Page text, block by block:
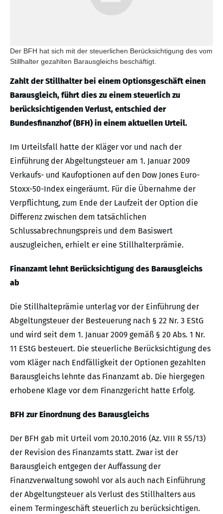
Der BFH hat sich mit der steuerlichen Berücksichtigung des vom
Stillhalter gezahlten Barausgleichs beschäftigt.
Zahlt der Stillhalter bei einem Optionsgeschäft einen
Barausgleich, führt dies zu einem steuerlich zu
berücksichtigenden Verlust, entschied der
Bundesfinanzhof (BFH) in einem aktuellen Urteil.
Im Urteilsfall hatte der Kläger vor und nach der
Einführung der Abgeltungsteuer am 1. Januar 2009
Verkaufs- und Kaufoptionen auf den Dow Jones Euro-
Stoxx-50-Index eingeräumt. Für die Übernahme der
Verpflichtung, zum Ende der Laufzeit der Option die
Differenz zwischen dem tatsächlichen
Schlussabrechnungspreis und dem Basiswert
auszugleichen, erhielt er eine Stillhalterprämie.
Finanzamt lehnt Berücksichtigung des Barausgleichs
ab
Die Stillhalteprämie unterlag vor der Einführung der
Abgeltungsteuer der Besteuerung nach § 22 Nr. 3 EStG
und wird seit dem 1. Januar 2009 gemäß § 20 Abs. 1 Nr.
11 EStG besteuert. Die steuerliche Berücksichtigung des
vom Kläger nach Endfälligkeit der Optionen gezahlten
Barausgleichs lehnte das Finanzamt ab. Die hiergegen
erhobene Klage vor dem Finanzgericht hatte Erfolg.
BFH zur Einordnung des Barausgleichs
Der BFH gab mit Urteil vom 20.10.2016 (Az. VIII R 55/13)
der Revision des Finanzamts statt. Zwar ist der
Barausgleich entgegen der Auffassung der
Finanzverwaltung sowohl vor als auch nach Einführung
der Abgeltungsteuer als Verlust des Stillhalters aus
einem Termingeschäft steuerlich zu berücksichtigen.